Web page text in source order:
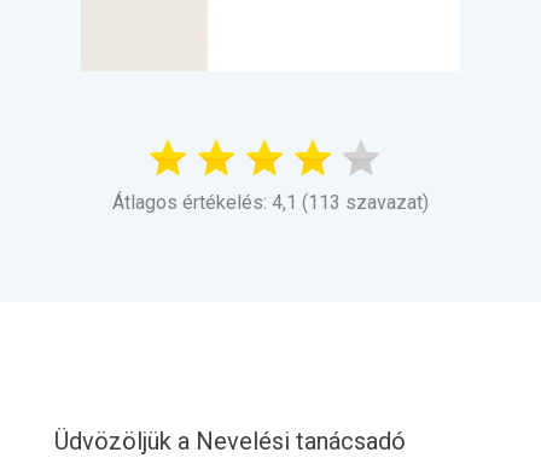
Átlagos értékelés: 4,1 (113 szavazat)
Üdvözöljük a Nevelési tanácsadó